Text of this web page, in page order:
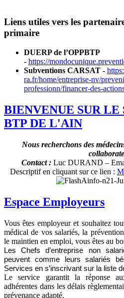
Liens utiles vers les
primaire
DUERP de l’OPPBTP
- https://
Subventions CARSAT -
ra.fr/home/entreprise-nv/
professionn/financer-des-
BIENVENUE SUR
BTP DE L'AIN
Nous recherchons des
Contact : Luc DURAND –
Descriptif en cliquant sur ce lien :
Espace Employeurs
Vous êtes employeur et souhaitez
médical de vos salariés, la
le maintien en emploi, vous êtes au
Les Chefs d’entreprise non
peuvent comme leurs salariés
Services en s’inscrivant sur la liste
Le service garantit la réponse
adhérentes dans les délais
prévenance adapté.